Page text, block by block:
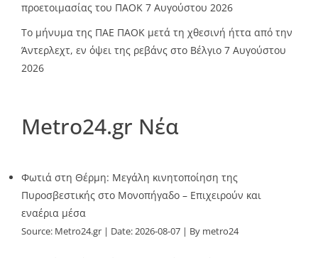
προετοιμασίας του ΠΑΟΚ 7 Αυγούστου 2026
Το μήνυμα της ΠΑΕ ΠΑΟΚ μετά τη χθεσινή ήττα από την
Άντερλεχτ, εν όψει της ρεβάνς στο Βέλγιο 7 Αυγούστου
2026
Metro24.gr Νέα
Φωτιά στη Θέρμη: Μεγάλη κινητοποίηση της
Πυροσβεστικής στο Μονοπήγαδο – Επιχειρούν και
εναέρια μέσα
Source: Metro24.gr Date: 2026-08-07 By metro24